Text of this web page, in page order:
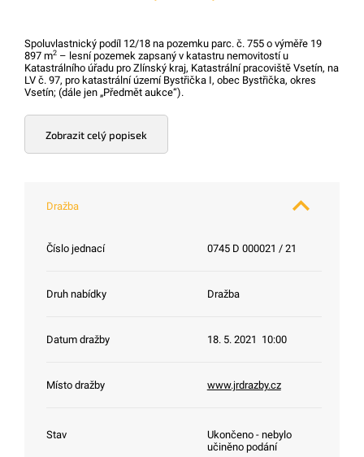
Spoluvlastnický podíl 12/18 na pozemku parc. č. 755 o výměře 19
897 m2 – lesní pozemek zapsaný v katastru nemovitostí u
Katastrálního úřadu pro Zlínský kraj, Katastrální pracoviště Vsetín, na
LV č. 97, pro katastrální území Bystřička I, obec Bystřička, okres
Vsetín; (dále jen „Předmět aukce“).
Zobrazit celý popisek
Dražba
Číslo jednací 0745 D 000021 / 21
Druh nabídky Dražba
Datum dražby 18. 5. 2021 10:00
Místo dražby www.jrdrazby.cz
Stav
Ukončeno - nebylo
učiněno podání